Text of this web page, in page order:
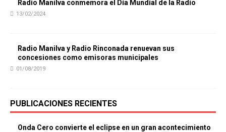
Radio Manilva conmemora el Día Mundial de la Radio
13/02/2024
Radio Manilva y Radio Rinconada renuevan sus
concesiones como emisoras municipales
01/08/2019
PUBLICACIONES RECIENTES
Onda Cero convierte el eclipse en un gran acontecimiento